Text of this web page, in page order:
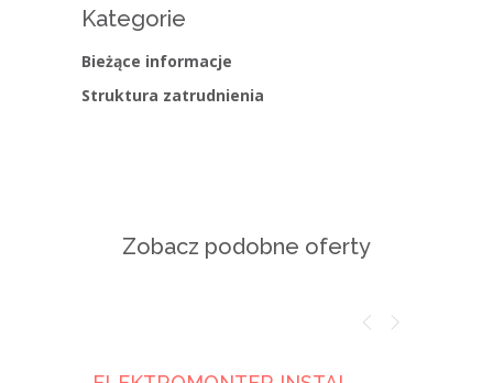
Kategorie
Bieżące informacje
Struktura zatrudnienia
Zobacz podobne oferty